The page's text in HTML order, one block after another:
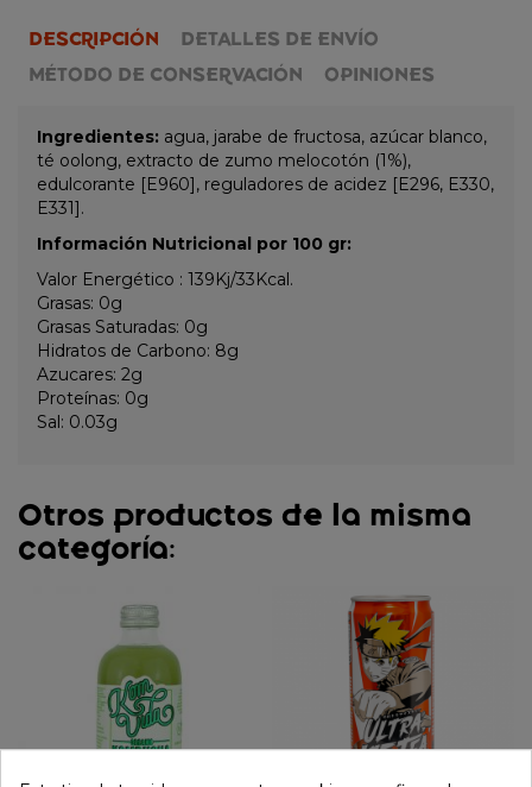
DESCRIPCIÓN
DETALLES DE ENVÍO
MÉTODO DE CONSERVACIÓN
OPINIONES
Ingredientes: agua, jarabe de fructosa, azúcar blanco,
té oolong, extracto de zumo melocotón (1%),
edulcorante [E960], reguladores de acidez [E296, E330,
E331].
Información Nutricional por 100 gr:
Valor Energético : 139Kj/33Kcal.
Grasas: 0g
Grasas Saturadas: 0g
Hidratos de Carbono: 8g
Azucares: 2g
Proteínas: 0g
Sal: 0.03g
Otros productos de la misma
categoría: